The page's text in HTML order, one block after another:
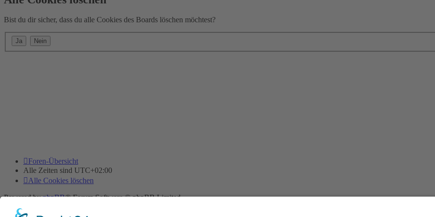
Bist du dir sicher, dass du alle Cookies des Boards löschen möchtest?
Foren-Übersicht
Alle Zeiten sind UTC+02:00
Alle Cookies löschen
Powered byphpBB® Forum Software © phpBB Limited
Deutsche Übersetzung durch